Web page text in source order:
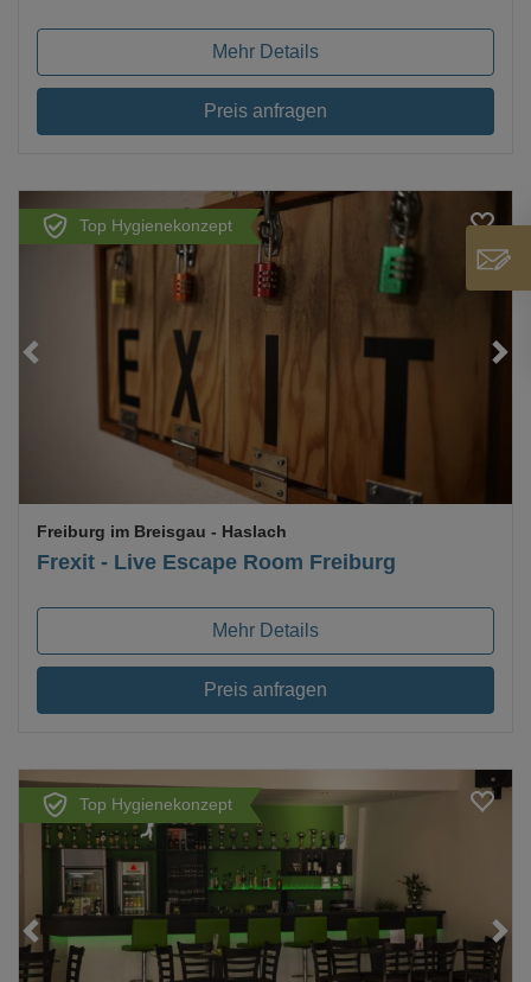
Mehr Details
Preis anfragen
Top Hygienekonzept
Frexit - Live Escape Room Freiburg
Freiburg im Breisgau - Haslach
Mehr Details
Preis anfragen
Top Hygienekonzept